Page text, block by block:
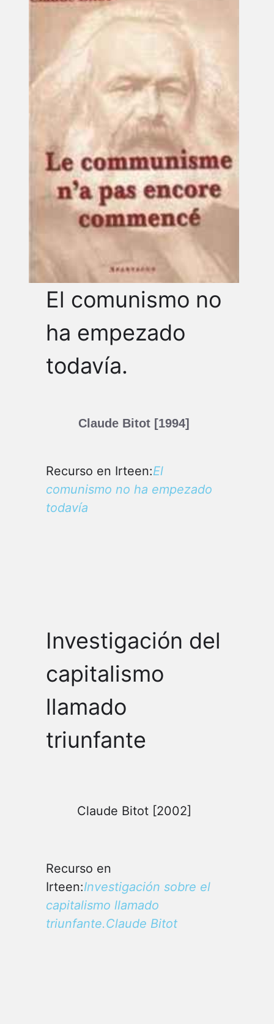
El comunismo no
ha empezado
todavía.
Claude Bitot [1994]
Recurso en Irteen:El
comunismo no ha empezado
todavía
Investigación del
capitalismo
llamado
triunfante
Claude Bitot [2002]
Recurso en
Irteen:Investigación sobre el
capitalismo llamado
triunfante.Claude Bitot